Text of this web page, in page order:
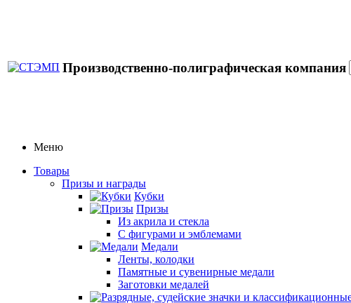
Производственно-полиграфическая компания
Меню
Товары
Призы и награды
Кубки
Призы
Из акрила и стекла
С фигурами и эмблемами
Медали
Ленты, колодки
Памятные и сувенирные медали
Заготовки медалей